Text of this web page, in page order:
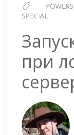
SPECIAL
при